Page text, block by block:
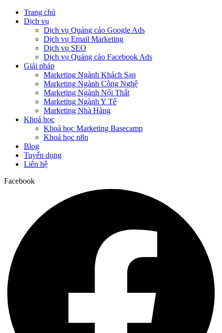
Trang chủ
Dịch vụ
Dịch vụ Quảng cáo Google Ads
Dịch vụ Email Marketing
Dịch vụ SEO
Dịch vụ Quảng cáo Facebook Ads
Giải pháp
Marketing Ngành Khách Sạn
Marketing Ngành Công Nghệ
Marketing Ngành Nội Thất
Marketing Ngành Y Tế
Marketing Nhà Hàng
Khoá học
Khoá học Marketing Basecamp
Khoá học n8n
Blog
Tuyển dụng
Liên hệ
Facebook